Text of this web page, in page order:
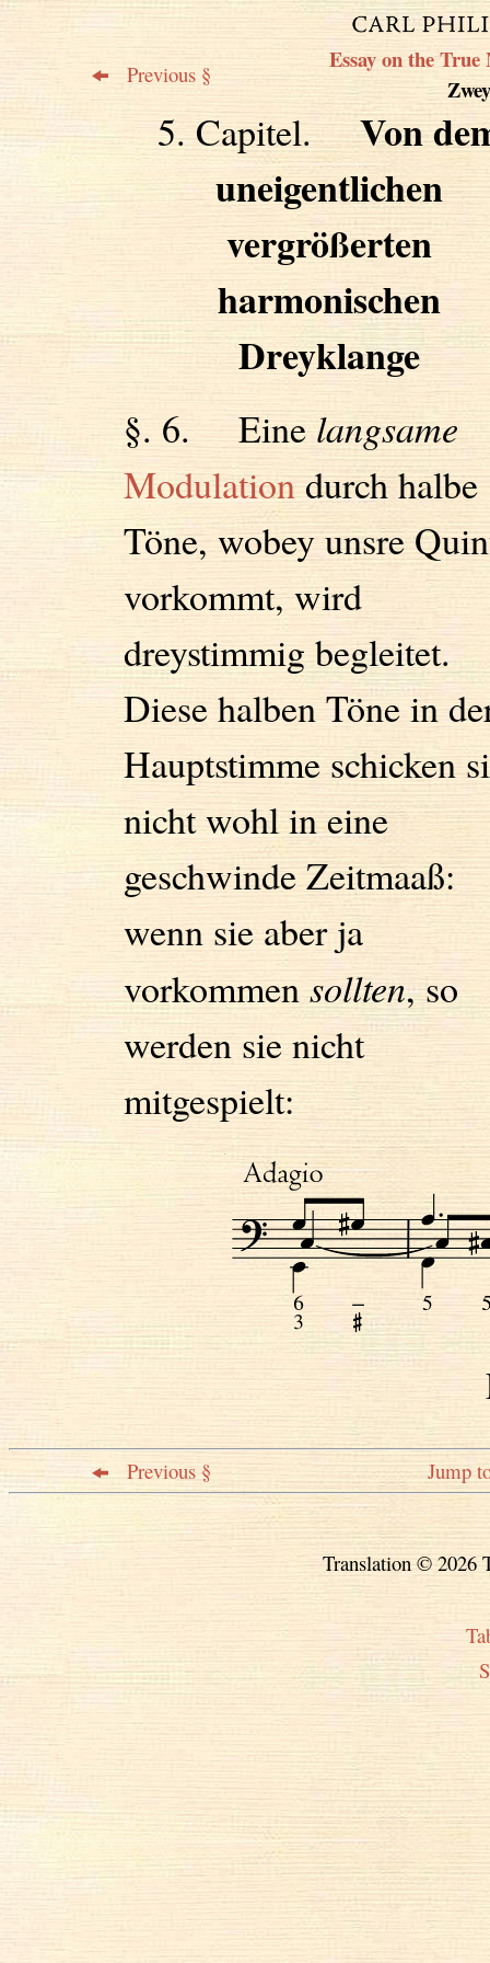
Previous §
Essay on the
5. Capitel.Von
uneigentlichen
vergrößerten
harmonischen
Dreyklange
§. 6. Einelangsame
Modulationdurch halbe
Töne, wobey unsre
vorkommt, wird
dreystimmig begleitet.
Diese halben Töne in
Hauptstimme schicken
nicht wohl in eine
geschwinde Zeitmaaß:
wenn sie aber ja
vorkommen sollten, so
werden sie nicht
mitgespielt:
Previous § Jump
Translation © 2026